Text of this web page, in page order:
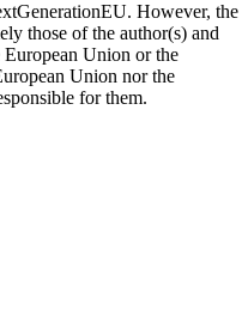
However, the
those of the author(s) and
European Union or the
Union nor the
for them.